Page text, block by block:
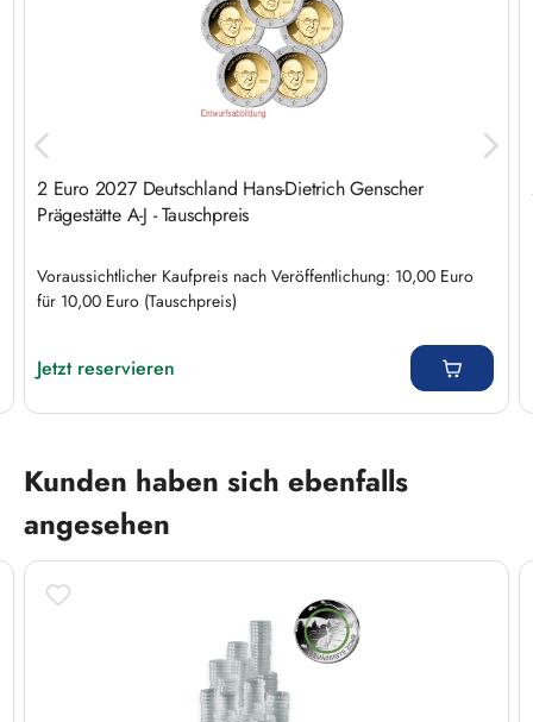
2 Euro 2027 Deutschland Hans-Dietrich Genscher
Prägestätte A-J - Tauschpreis
Voraussichtlicher Kaufpreis nach Veröffentlichung: 10,00 Euro
für 10,00 Euro (Tauschpreis)
Jetzt reservieren
Produktgalerie überspringen
Kunden haben sich ebenfalls
angesehen